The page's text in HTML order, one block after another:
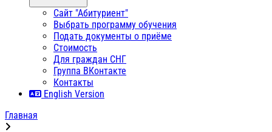
Сайт "Абитуриент"
Выбрать программу обучения
Подать документы о приёме
Стоимость
Для граждан СНГ
Группа ВКонтакте
Контакты
English Version
Главная